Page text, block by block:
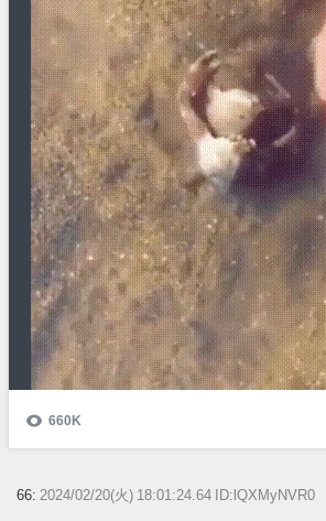
66: 2024/02/20(火) 18:01:24.64 ID:lQXMyNVR0